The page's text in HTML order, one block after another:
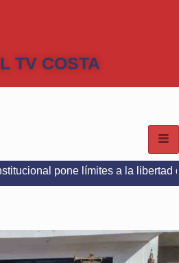
TV COSTA
límites a la libertad de